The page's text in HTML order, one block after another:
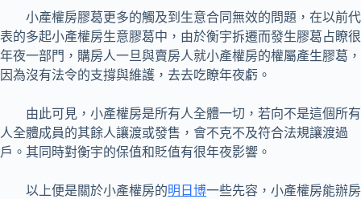
小產權房膠葛更多的觸及到生意合同無效的問題，在以前代
表的多起小產權房生意膠葛中，由於衡宇拆遷而發生膠葛占瞭很
年夜一部門，購房人一旦與賣房人就小產權房的權屬產生膠葛，
因為沒有法令的支撐與維護，去去吃瞭年夜虧。
由此可見，小產權房是所有人全體一切，若向不是這個所有
人全體成員的其餘人讓渡或發售，會不克不及符合法規讓渡過
戶。其同時對衡宇的保值和貶值有很年夜影響。
以上便是關於小產權房的明日博一些先容，小產權房能辦房